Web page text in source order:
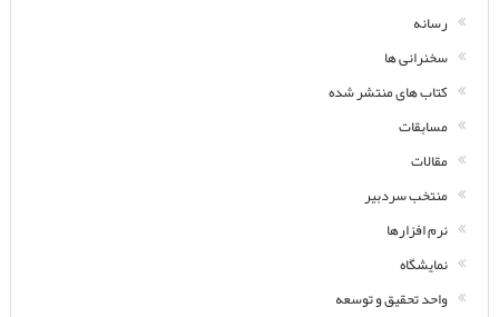
رسانه
سخنرانی ها
کتاب های منتشر شده
مسابقات
مقالات
منتخب سردبیر
نرم افزارها
نمایشگاه
واحد تحقیق و توسعه